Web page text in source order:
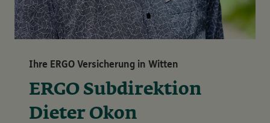
Ihre ERGO Versicherung in Witten
ERGO Subdirektion
Dieter Okon